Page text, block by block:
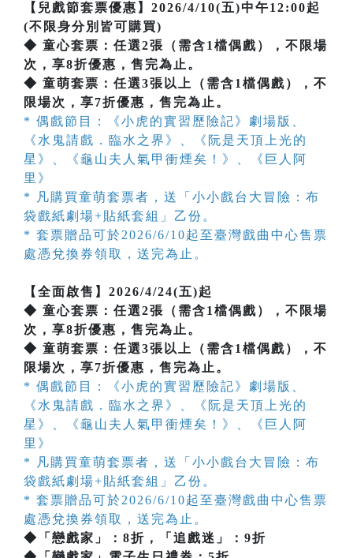
【兒戲節套票優惠】2026/4/10(五)中午12:00起
(不限身分別皆可購買)
◆ 童心套票：任選2張（需含1檔偶戲），不限場
次，享8折優惠，售完為止。
◆ 童萌套票：任選3張以上（需含1檔偶戲），不
限場次，享7折優惠，售完為止。
* 偶戲節目：《小虎的實習歷險記》劇場版、
《水鬼請戲．臨水之界》、《阮是天頂上光的
星》、《龜山夫人氣甲衝煙矣！》、《巨人阿
里》
* 凡購買童萌套票者，送「小小戲台大冒險：布
袋戲紙劇場+貼紙套組」乙份。
* 套票贈品可於2026/6/10起至臺灣戲曲中心售票
處憑兌換券領取，送完為止。
【全面啟售】2026/4/24(五)起
◆ 童心套票：任選2張（需含1檔偶戲），不限場
次，享8折優惠，售完為止。
◆ 童萌套票：任選3張以上（需含1檔偶戲），不
限場次，享7折優惠，售完為止。
* 偶戲節目：《小虎的實習歷險記》劇場版、
《水鬼請戲．臨水之界》、《阮是天頂上光的
星》、《龜山夫人氣甲衝煙矣！》、《巨人阿
里》
* 凡購買童萌套票者，送「小小戲台大冒險：布
袋戲紙劇場+貼紙套組」乙份。
* 套票贈品可於2026/6/10起至臺灣戲曲中心售票
處憑兌換券領取，送完為止。
◆「戀戲家」：8折，「追戲迷」：9折